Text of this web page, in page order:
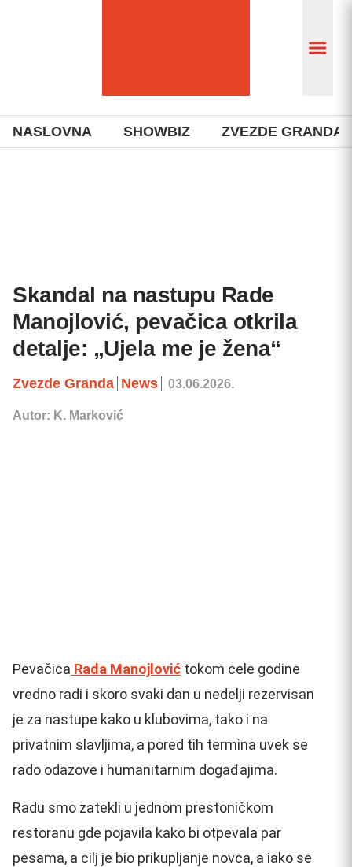
NASLOVNA SHOWBIZ ZVEZDE GRANDA
Skandal na nastupu Rade
Manojlović, pevačica otkrila
detalje: „Ujela me je žena“
Zvezde Granda News 03.06.2026.
Autor: K. Marković
Pevačica Rada Manojlović tokom cele godine
vredno radi i skoro svaki dan u nedelji rezervisan
je za nastupe kako u klubovima, tako i na
privatnim slavljima, a pored tih termina uvek se
rado odazove i humanitarnim događajima.
Radu smo zatekli u jednom prestoničkom
restoranu gde pojavila kako bi otpevala par
pesama, a cilj je bio prikupljanje novca, a iako se